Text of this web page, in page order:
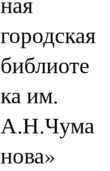
городская
библиоте
ка им.
А.Н.Чума
нова»